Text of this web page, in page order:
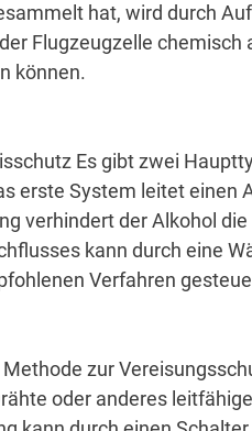
hat, wird durch
Flugzeugzelle
können.
Es gibt zwei
erste System leitet einen
verhindert der Alkohol
kann durch eine
Verfahren
zur
oder anderes